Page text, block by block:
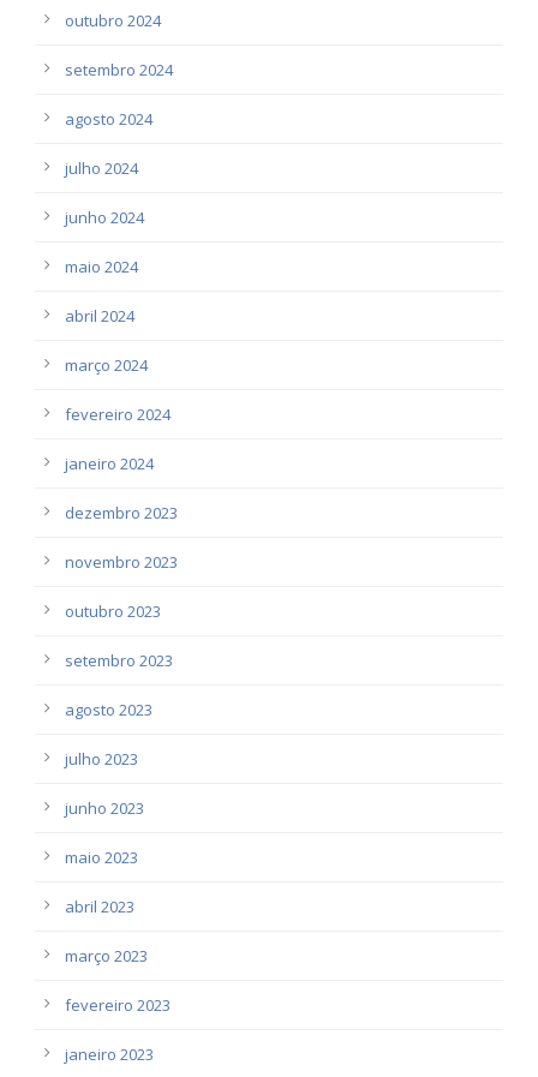
outubro 2024
setembro 2024
agosto 2024
julho 2024
junho 2024
maio 2024
abril 2024
março 2024
fevereiro 2024
janeiro 2024
dezembro 2023
novembro 2023
outubro 2023
setembro 2023
agosto 2023
julho 2023
junho 2023
maio 2023
abril 2023
março 2023
fevereiro 2023
janeiro 2023